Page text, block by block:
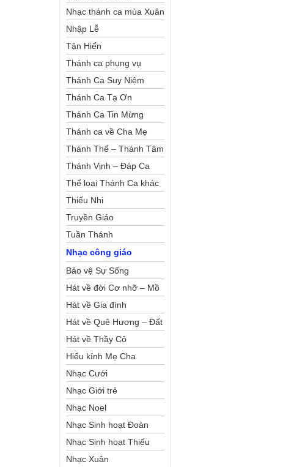
Nhạc thánh ca mùa Xuân
Nhập Lễ
Tận Hiến
Thánh ca phụng vụ
Thánh Ca Suy Niệm
Thánh Ca Tạ Ơn
Thánh Ca Tin Mừng
Thánh ca về Cha Mẹ
Thánh Thể – Thánh Tâm
Thánh Vịnh – Đáp Ca
Thể loại Thánh Ca khác
Thiếu Nhi
Truyền Giáo
Tuần Thánh
Nhạc công giáo
Bảo vệ Sự Sống
Hát về đời Cơ nhỡ – Mồ
côi
Hát về Gia đình
Hát về Quê Hương – Đất
Nước
Hát về Thầy Cô
Hiếu kính Mẹ Cha
Nhạc Cưới
Nhạc Giới trẻ
Nhạc Noel
Nhạc Sinh hoạt Đoàn
Thể Công Giáo
Nhạc Sinh hoạt Thiếu
Nhi
Nhạc Xuân